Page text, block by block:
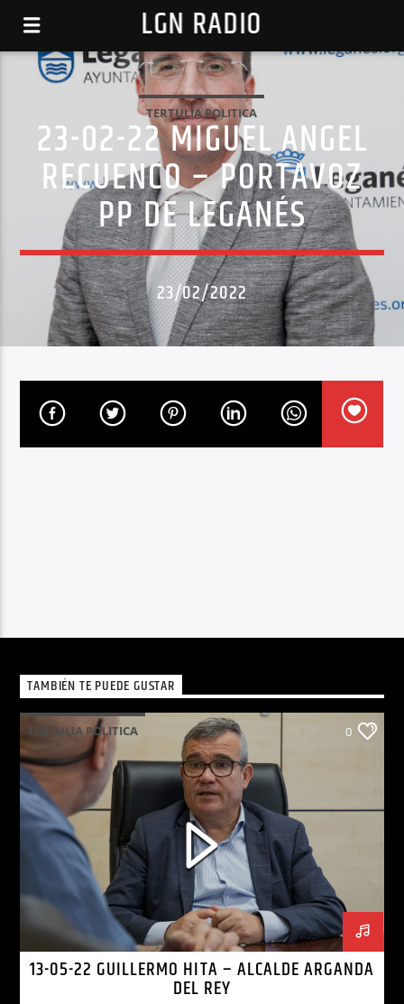
LGN RADIO
TERTULIA POLITICA
23-02-22 MIGUEL ANGEL
RECUENCO – PORTAVOZ
PP DE LEGANÉS
23/02/2022
TAMBIÉN TE PUEDE GUSTAR
TERTULIA POLITICA 0
13-05-22 GUILLERMO HITA – ALCALDE ARGANDA
DEL REY